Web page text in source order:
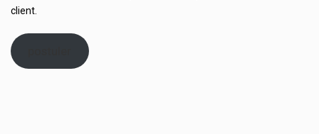
client.